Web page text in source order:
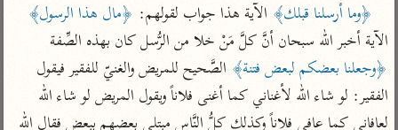
Type 2 or more characters for results.
Type 1 or more
characters for results.
أمّهات
تفسير الطبري
عامّة
فتح البيان للقنوجي
معاصرة
الميسر
﴿وما أرسلنا قبلك﴾ الآية هذا جواب لقولهم: ﴿مال هذا الرسول﴾
الآية أخبر الله سبحان أنَّ كلَّ مَنْ خلا من الرُّسل كان بهذه الصِّفة
﴿وجعلنا بعضكم لبعض فتنة﴾